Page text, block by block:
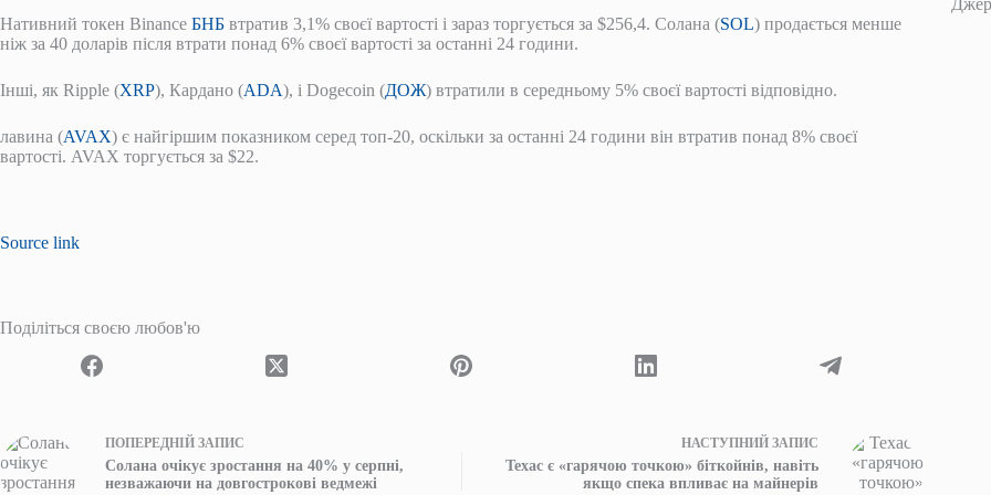
Нативний токен Binance БНБ втратив 3,1% своєї вартості і зараз торгується за $256,4. Солана (SOL) продається менше
ніж за 40 доларів після втрати понад 6% своєї вартості за останні 24 години.
Інші, як Ripple (XRP), Кардано (ADA), і Dogecoin (ДОЖ) втратили в середньому 5% своєї вартості відповідно.
лавина (AVAX) є найгіршим показником серед топ-20, оскільки за останні 24 години він втратив понад 8% своєї
вартості. AVAX торгується за $22.
Source link
Поділіться своєю любов'ю
ПОПЕРЕДНІЙ ЗАПИС
Солана очікує зростання на 40% у серпні,
незважаючи на довгострокові ведмежі
НАСТУПНИЙ ЗАПИС
Техас є «гарячою точкою» біткойнів, навіть
якщо спека впливає на майнерів